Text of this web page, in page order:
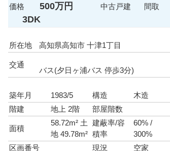
価格 500万円 中古戸建 間取
3DK
所在地 高知県高知市 十津1丁目
交通
バス(夕日ヶ浦バス 停歩3分)
築年月 1983/5 構造
木造
階建
地上 2階 部屋階数
面積
58.72m² 土
地 49.78m²
建蔽率/容
積率
60% /
300%
区画番号
現況
空家